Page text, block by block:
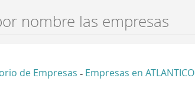
de Empresas - Empresas en ATLANTICO